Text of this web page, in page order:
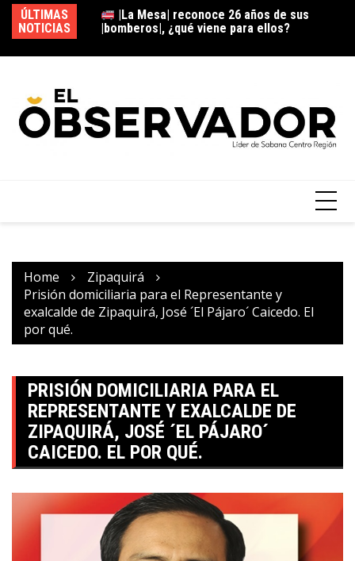
ÚLTIMAS
NOTICIAS
tras
se
|La Mesa| reconoce 26 años de sus
|bomberos|, ¿qué viene para ellos?
Home
Zipaquirá
Prisión domiciliaria para el Representante y
exalcalde de Zipaquirá, José ´El Pájaro´ Caicedo. El
por qué.
PRISIÓN DOMICILIARIA PARA EL
REPRESENTANTE Y EXALCALDE DE
ZIPAQUIRÁ, JOSÉ ´EL PÁJARO´
CAICEDO. EL POR QUÉ.